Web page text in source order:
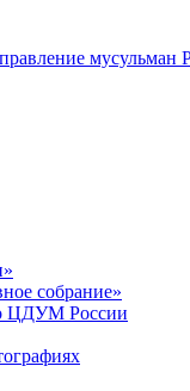
мусульман
собрание»
ЦДУМ России